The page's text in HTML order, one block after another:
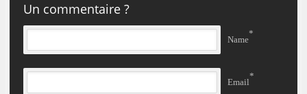
Un commentaire ?
Name
*
Email
*